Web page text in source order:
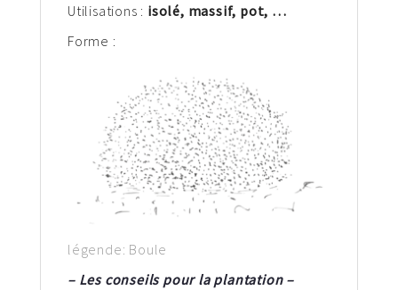
Utilisations : isolé, massif, pot, …
Forme :
légende: Boule
– Les conseils pour la plantation –